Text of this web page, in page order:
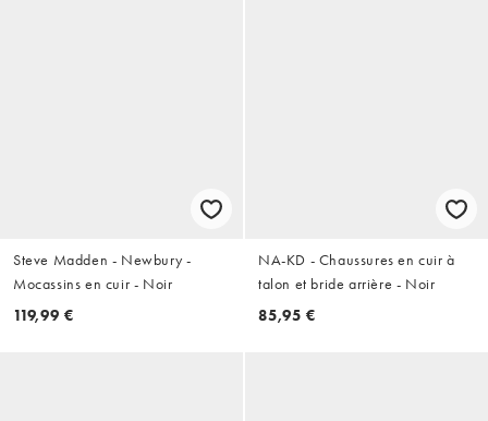
Steve Madden - Newbury -
Mocassins en cuir - Noir
119,99 €
NA-KD - Chaussures en cuir à
talon et bride arrière - Noir
85,95 €